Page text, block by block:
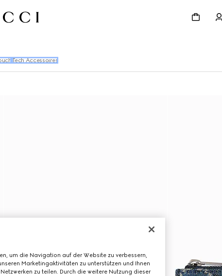
Tech Accessoires
um die Navigation auf der Website zu verbessern,
Marketingaktivitäten zu unterstützen und Ihnen
zu teilen. Durch die weitere Nutzung dieser